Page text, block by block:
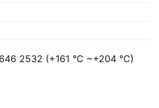
2532 (+161 °C ~+204 °C)
2532 (+161 °C ~+204 °C) số lượng